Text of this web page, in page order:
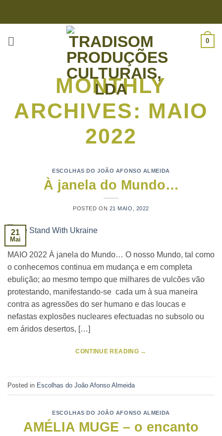
0
MONTHLY
ARCHIVES: MAIO
2022
ESCOLHAS DO JOÃO AFONSO ALMEIDA
À janela do Mundo…
POSTED ON 21 MAIO, 2022
21
Mai
MAIO 2022 À janela do Mundo… O nosso Mundo, tal como
o conhecemos continua em mudança e em completa
ebulição; ao mesmo tempo que milhares de vulcões vão
protestando, manifestando-se cada um à sua maneira
contra as agressões do ser humano e das loucas e
nefastas explosões nucleares efectuadas no subsolo ou
em áridos desertos, […]
CONTINUE READING →
Posted in Escolhas do João Afonso Almeida
ESCOLHAS DO JOÃO AFONSO ALMEIDA
AMÉLIA MUGE – o encanto